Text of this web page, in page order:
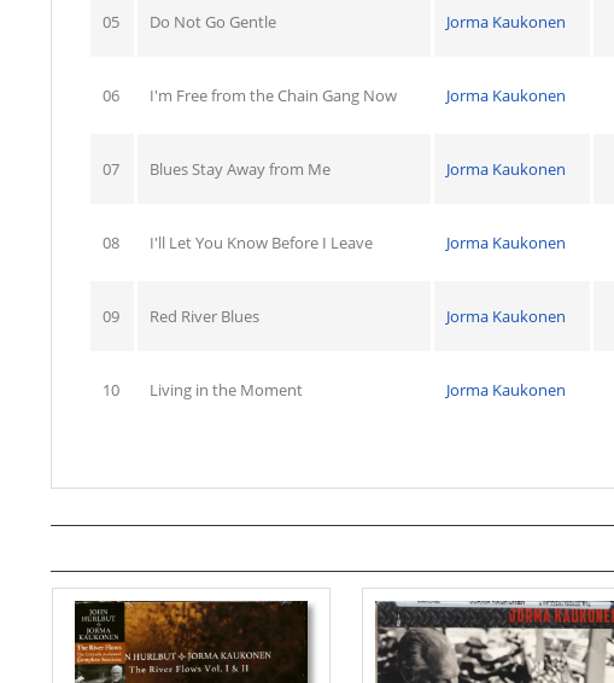
05 Do Not Go Gentle Jorma Kaukonen
06 I'm Free from the Chain Gang Now Jorma Kaukonen
07 Blues Stay Away from Me Jorma Kaukonen
08 I'll Let You Know Before I Leave Jorma Kaukonen
09 Red River Blues Jorma Kaukonen
10 Living in the Moment Jorma Kaukonen